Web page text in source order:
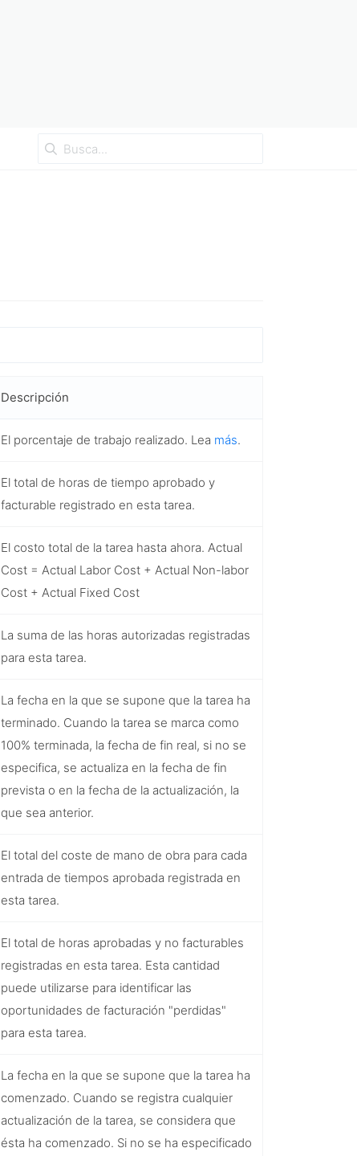
Descripción
El porcentaje de trabajo realizado. Lea más.
El total de horas de tiempo aprobado y
facturable registrado en esta tarea.
El costo total de la tarea hasta ahora. Actual
Cost = Actual Labor Cost + Actual Non-labor
Cost + Actual Fixed Cost
La suma de las horas autorizadas registradas
para esta tarea.
La fecha en la que se supone que la tarea ha
terminado. Cuando la tarea se marca como
100% terminada, la fecha de fin real, si no se
especifica, se actualiza en la fecha de fin
prevista o en la fecha de la actualización, la
que sea anterior.
El total del coste de mano de obra para cada
entrada de tiempos aprobada registrada en
esta tarea.
El total de horas aprobadas y no facturables
registradas en esta tarea. Esta cantidad
puede utilizarse para identificar las
oportunidades de facturación "perdidas"
para esta tarea.
La fecha en la que se supone que la tarea ha
comenzado. Cuando se registra cualquier
actualización de la tarea, se considera que
ésta ha comenzado. Si no se ha especificado